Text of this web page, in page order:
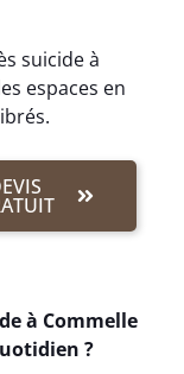
suicide à
espaces en
à Commelle
?